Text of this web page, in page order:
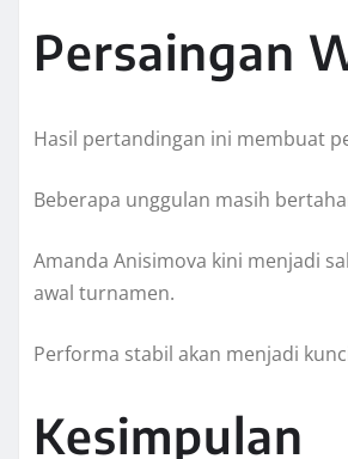
Persaingan
Hasil pertandingan ini membuat
Beberapa unggulan masih
Amanda Anisimova kini menjadi
awal turnamen.
Performa stabil akan menjadi
Kesimpulan